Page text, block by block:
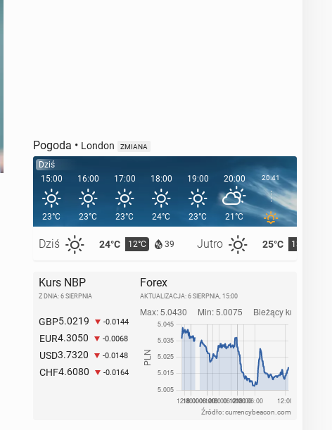
Pogoda • London ZMIANA
Dziś
15:00
23°C
Dziś 24°C 12°C 39 Jutro 25°C 13°C
16:00
23°C
17:00
23°C
18:00
24°C
19:00
23°C
20:00
21°C
20:41 21:00
Kurs NBP
Z DNIA: 6 SIERPNIA
GBP5.0219 -0.0144
EUR4.3050 -0.0068
USD3.7320 -0.0148
CHF4.6080 -0.0164
Forex
AKTUALIZACJA: 6 SIERPNIA, 15:00
Źródło: currencybeacon.com